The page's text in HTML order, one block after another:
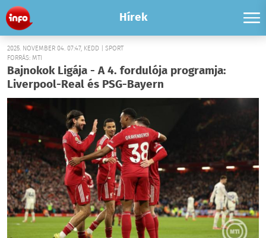
Hírek
2025. NOVEMBER 04. 07:47, KEDD | SPORT
FORRÁS: MTI
Bajnokok Ligája - A 4. fordulója programja:
Liverpool-Real és PSG-Bayern